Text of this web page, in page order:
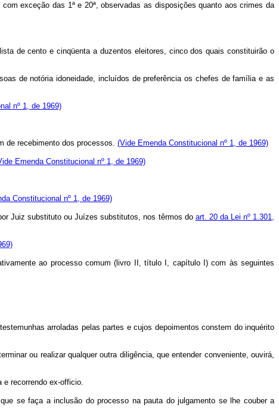
exceção das 1ª e 20ª, observadas as disposições quanto aos crimes da
de cento e cinqüenta a duzentos eleitores, cinco dos quais constituirão o
de notória idoneidade, incluídos de preferência os chefes de família e as
nº 1, de 1969)
de recebimento dos processos. (Vide Emenda Constitucional nº 1, de 1969)
Emenda Constitucional nº 1, de 1969)
Constitucional nº 1, de 1969)
Juiz substituto ou Juízes substitutos, nos têrmos do art. 20 da Lei nº 1.301,
ao processo comum (livro II, título I, capítulo I) com às seguintes
arroladas pelas partes e cujos depoimentos constem do inquérito
ou realizar qualquer outra diligência, que entender conveniente, ouvirá,
recorrendo ex-officio.
se faça a inclusão do processo na pauta do julgamento se lhe couber a